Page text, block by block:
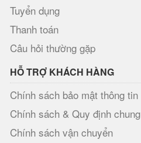
Tuyển dụng
Thanh toán
Câu hỏi thường gặp
HỖ TRỢ KHÁCH HÀNG
Chính sách bảo mật thông tin
Chính sách & Quy định chung
Chính sách vận chuyển